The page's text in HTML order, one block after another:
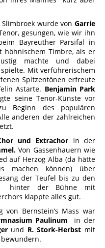
Slimbroek wurde von Garrie
gesungen, wie wir ihn
Bayreuther Parsifal in
höhnischem Timbre, als er
machte und dabei
Mit verführerischem
Spitzentönen erfreute
Astarte. Benjamin Park
seine Tenor-Künste vor
Beginn des populären
anderen der zahlreichen
und Extrachor in der
Von Gassenhauern wie
auf Herzog Alba (da hätte
machen können) über
der Teufel bis zu den
hinter der Bühne mit
klappte alles gut.
Bernstein’s Mass war
Paulinum in der
und R. Stork-Herbst mit